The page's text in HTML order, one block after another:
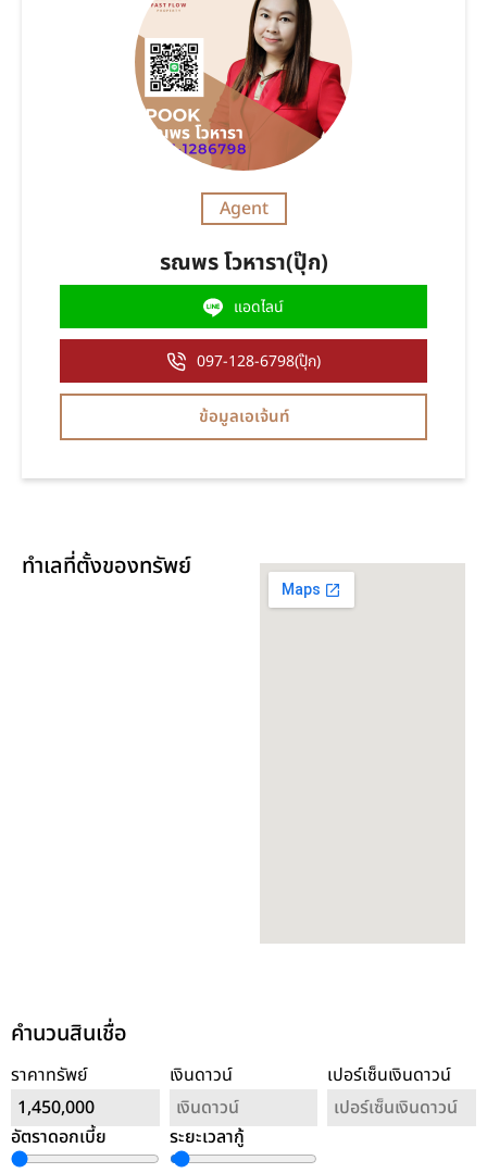
Agent
รณพร โวหารา(ปุ๊ก)
แอดไลน์
097-128-6798(ปุ๊ก)
ข้อมูลเอเจ้นท์
ทำเลที่ตั้งของทรัพย์
คำนวนสินเชื่อ
ราคาทรัพย์ เงินดาวน์ เปอร์เซ็นเงินดาวน์
อัตราดอกเบี้ย ระยะเวลากู้